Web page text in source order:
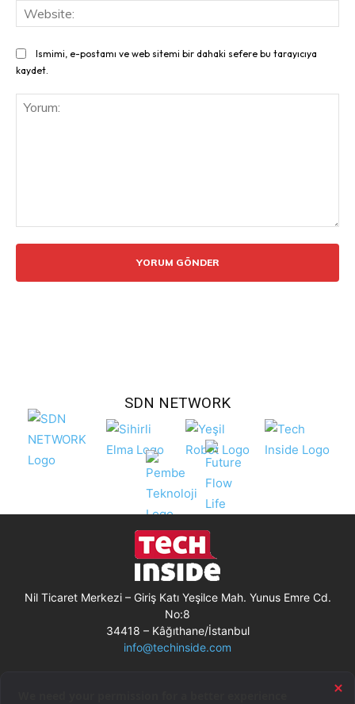
Ismimi, e-postamı ve web sitemi bir dahaki sefere bu tarayıcıya
kaydet.
SDN NETWORK
Nil Ticaret Merkezi – Giriş Katı Yeşilce Mah. Yunus Emre Cd.
No:8
34418 – Kâğıthane/İstanbul
info@techinside.com